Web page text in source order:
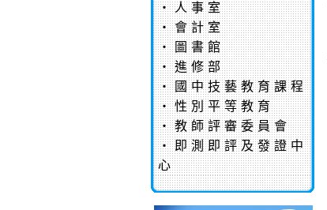
‧人事室
‧會計室
‧圖書館
‧進修部
‧國中技藝教育課程
‧性別平等教育
‧教師評審委員會
‧即測即評及發證中
心